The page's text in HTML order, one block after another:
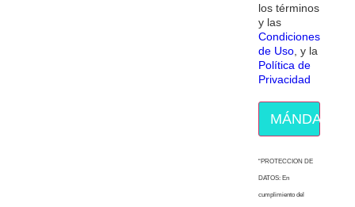
los términos
y las
Condiciones
de Uso, y la
Política de
Privacidad
MÁNDAME
“PROTECCION DE
DATOS: En
cumplimiento del